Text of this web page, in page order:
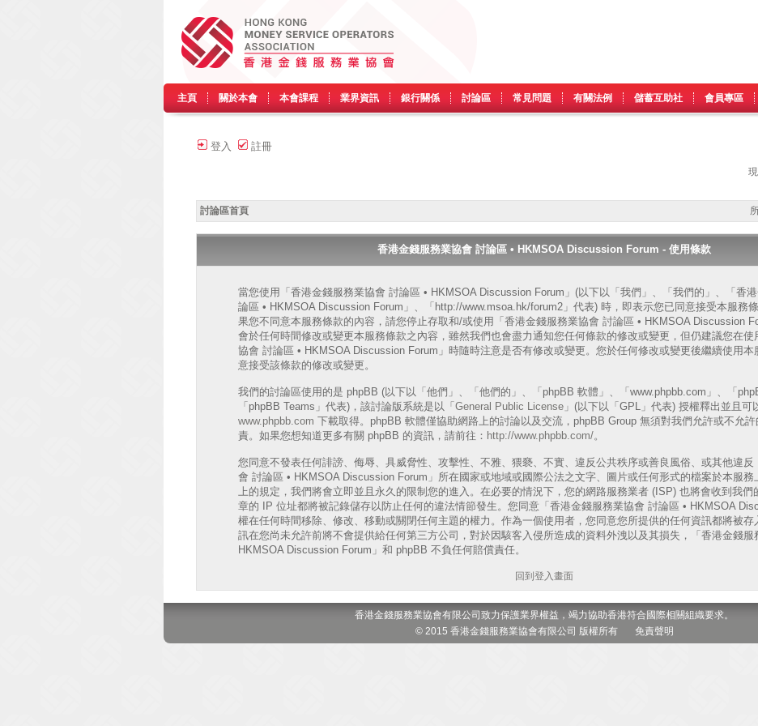
主頁 關於本會 本會課程 業界資訊 銀行關係 討論區 常見問題 有關法例 儲蓄互助社 會員專區
登入 註冊
討論區首頁
香港金錢服務業協會 討論區 • HKMSOA Discussion Forum - 使用條款
當您使用「香港金錢服務業協會 討論區 • HKMSOA Discussion Forum」(以下以「我們」、「我們的」、「香
論區 • HKMSOA Discussion Forum」、「http://www.msoa.hk/forum2」代表) 時，即表示您已同意接受本服務
果您不同意本服務條款的內容，請您停止存取和/或使用「香港金錢服務業協會 討論區 • HKMSOA Discussion
會於任何時間修改或變更本服務條款之內容，雖然我們也會盡力通知您任何條款的修改或變更，但仍建議您在使
協會 討論區 • HKMSOA Discussion Forum」時隨時注意是否有修改或變更。您於任何修改或變更後繼續使用本
意接受該條款的修改或變更。
我們的討論區使用的是 phpBB (以下以「他們」、「他們的」、「phpBB 軟體」、「www.phpbb.com」、「
「phpBB Teams」代表)，該討論版系統是以「 General Public License」(以下以「GPL」代表) 授權釋出並且可
www.phpbb.com 下載取得。phpBB 軟體僅協助網路上的討論以及交流，phpBB Group 無須對我們允許或不允
責。如果您想知道更多有關 phpBB 的資訊，請前往： http://www.phpbb.com/。
您同意不發表任何誹謗、侮辱、具威脅性、攻擊性、不雅、猥褻、不實、違反公共秩序或善良風俗、或其他違反
會 討論區 • HKMSOA Discussion Forum」所在國家或地域或國際公法之文字、圖片或任何形式的檔案於本服務
上的規定，我們將會立即並且永久的限制您的進入。在必要的情況下，您的網路服務業者 (ISP) 也將會收到我們
章的 IP 位址都將被記錄儲存以防止任何的違法情節發生。您同意「香港金錢服務業協會 討論區 • HKMSOA
權在任何時間移除、修改、移動或關閉任何主題的權力。作為一個使用者，您同意您所提供的任何資訊都將被存
訊在您尚未允許前將不會提供給任何第三方公司，對於因駭客入侵所造成的資料外洩以及其損失，「香港金錢服
HKMSOA Discussion Forum」和 phpBB 不負任何賠償責任。
回到登入畫面
香港金錢服務業協會有限公司致力保護業界權益，竭力協助香港符合國際相關組織要求。
© 2015 香港金錢服務業協會有限公司 版權所有 免責聲明